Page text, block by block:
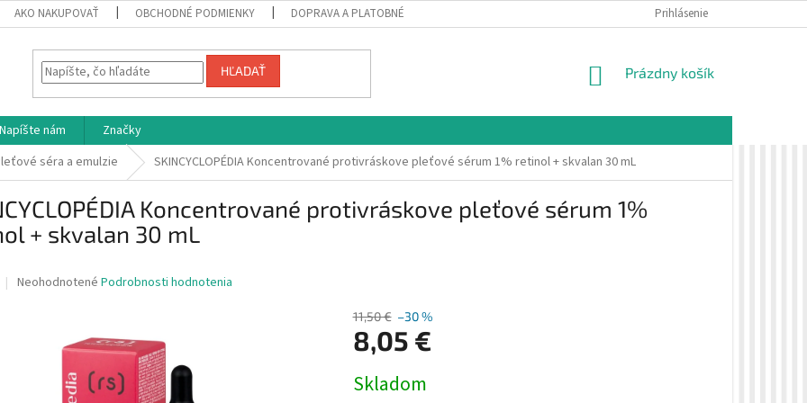
AKO NAKUPOVAŤ OBCHODNÉ PODMIENKY DOPRAVA A PLATOBNÉ PODMIENKY VZORKOVÁ PREDAJŇA
Prihlásenie
HĽADAŤ
NÁKUPNÝ
Prázdny košík
Napíšte nám
Značky
séra a emulzie SKINCYCLOPÉDIA Koncentrované protivráskove pleťové sérum 1% retinol + skvalan 30 mL
Koncentrované protivráskove pleťové sérum 1%
+ skvalan 30 mL
Priemerné
Neohodnotené Podrobnosti hodnotenia
11,50 € –30 %
8,05 €
cena:
Skladom